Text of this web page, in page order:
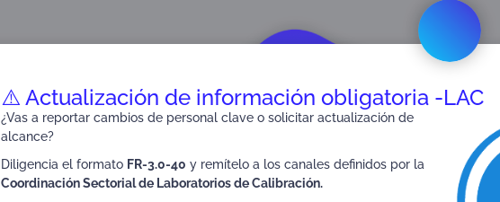
⚠️ Actualización de información obligatoria -LAC
¿Vas a reportar cambios de personal clave o solicitar actualización de
alcance?
Diligencia el formato FR-3.0-40 y remítelo a los canales definidos por la
Coordinación Sectorial de Laboratorios de Calibración.